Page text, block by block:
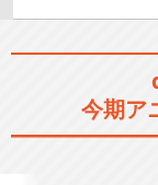
今期ア